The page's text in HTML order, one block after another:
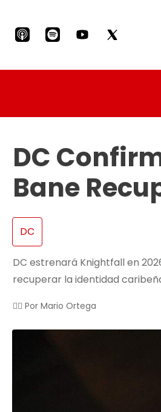
DC
Bane
DC
DC estrenará Knightfall en
recuperar la identidad
✍🏻 Por Mario Ortega